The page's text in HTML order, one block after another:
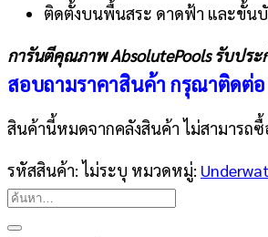
ติดตั้งบนพื้นสระ ดาดฟ้า และขั้น
การันตีคุณภาพ AbsolutePools รับปร
สอบถามราคาสินค้า กรุณาติดต่อ
สินค้านี้หมดจากคลังสินค้า ไม่สามารถซื้
รหัสสินค้า: ไม่ระบุ หมวดหมู่:
ค้นหา: